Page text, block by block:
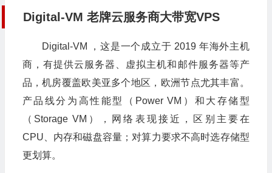
Digital-VM 老牌云服务商大带宽VPS
Digital-VM ，这是一个成立于 2019 年海外主机
商，有提供云服务器、虚拟主机和邮件服务器等产
品，机房覆盖欧美亚多个地区，欧洲节点尤其丰富。
产品线分为高性能型（Power VM）和大存储型
（Storage VM），网络表现接近，区别主要在
CPU、内存和磁盘容量；对算力要求不高时选存储型
更划算。